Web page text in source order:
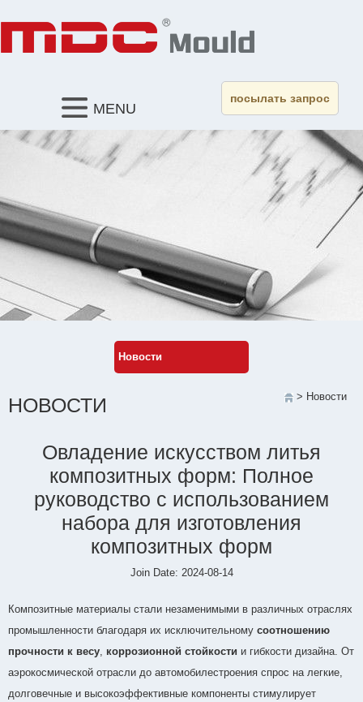
посылать запрос
MENU
Новости
НОВОСТИ > Новости
Овладение искусством литья
композитных форм: Полное
руководство с использованием
набора для изготовления
композитных форм
Join Date: 2024-08-14
Композитные материалы стали незаменимыми в различных отраслях
промышленности благодаря их исключительному соотношению
прочности к весу, коррозионной стойкости и гибкости дизайна. От
аэрокосмической отрасли до автомобилестроения спрос на легкие,
долговечные и высокоэффективные компоненты стимулирует